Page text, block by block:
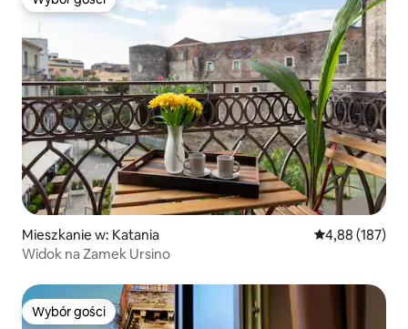
Wybór gości
Mieszkanie w: Katania Średnia
4,88 (187)
Widok na Zamek Ursino
Wybór gości
Wybór gości